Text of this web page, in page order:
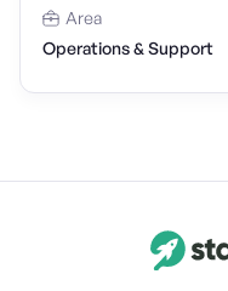
Area
Operations & Support